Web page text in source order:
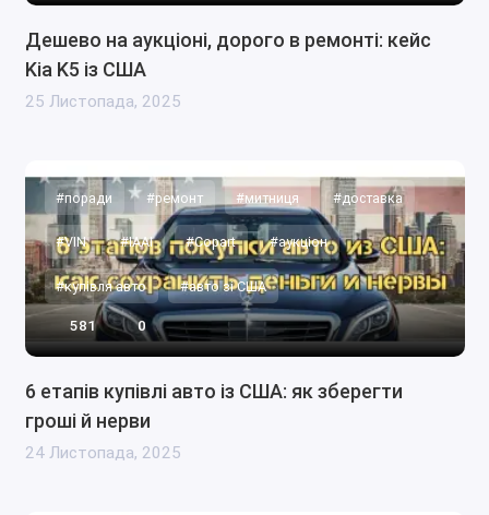
Дешево на аукціоні, дорого в ремонті: кейс
Kia K5 із США
25 Листопада, 2025
#поради #ремонт #митниця #доставка
#VIN #IAAI #Copart #аукціон
#купівля авто #авто зі США
581 0
6 етапів купівлі авто із США: як зберегти
гроші й нерви
24 Листопада, 2025